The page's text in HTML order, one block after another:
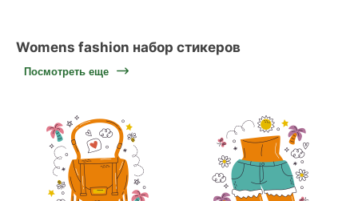
Womens fashion набор стикеров
Посмотреть еще